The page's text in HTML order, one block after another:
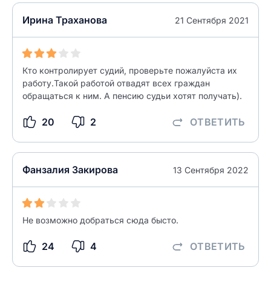
Ирина Траханова 21 Сентября 2021
Кто контролирует судий, проверьте пожалуйста их
работу.Такой работой отвадят всех граждан
обращаться к ним. А пенсию судьи хотят получать).
20 2 ОТВЕТИТЬ
Фанзалия Закирова 13 Сентября 2022
Не возможно добраться сюда бысто.
24 4 ОТВЕТИТЬ
разрешить публикацию отзыва
ОСТАВИТЬ ОТЗЫВ
0/500
разрешить публикацию отзыва
ОСТАВИТЬ ОТЗЫВ
НАЙТИ МЕНЯ
ЗАКРЫТЬ